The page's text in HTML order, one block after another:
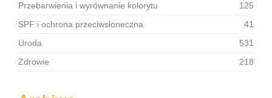
Przebarwienia i wyrównanie kolorytu
125
SPF i ochrona przeciwsłoneczna
41
Uroda
531
Zdrowie
218